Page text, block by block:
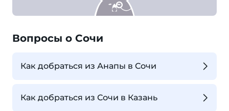
Вопросы о Сочи
Как добраться из Анапы в Сочи
Как добраться из Сочи в Казань